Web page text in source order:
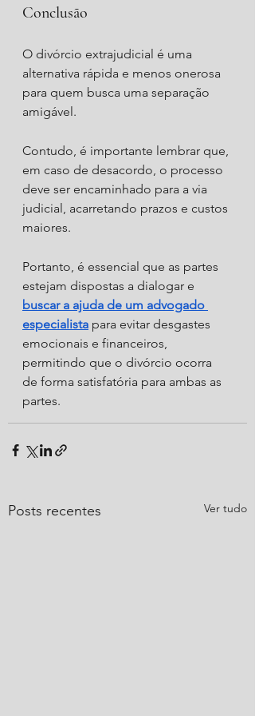
Conclusão
O divórcio extrajudicial é uma
alternativa rápida e menos onerosa
para quem busca uma separação
amigável.
Contudo, é importante lembrar que,
em caso de desacordo, o processo
deve ser encaminhado para a via
judicial, acarretando prazos e custos
maiores.
Portanto, é essencial que as partes
estejam dispostas a dialogar e
buscar a ajuda de um advogado
especialista para evitar desgastes
emocionais e financeiros,
permitindo que o divórcio ocorra
de forma satisfatória para ambas as
partes.
Posts recentes Ver tudo